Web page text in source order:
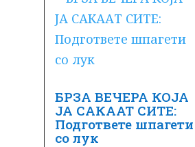
БРЗА ВЕЧЕРА КОЈА
ЈА САКААТ СИТЕ:
Подгответе шпагети
со лук